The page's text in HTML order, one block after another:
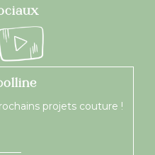
projets couture !